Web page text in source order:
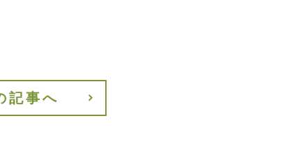
記事へ